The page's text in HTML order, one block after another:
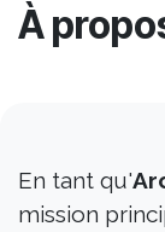
À
En tant qu'
mission